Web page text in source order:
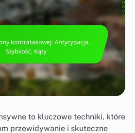
to kluczowe techniki, które
przewidywanie i skuteczne